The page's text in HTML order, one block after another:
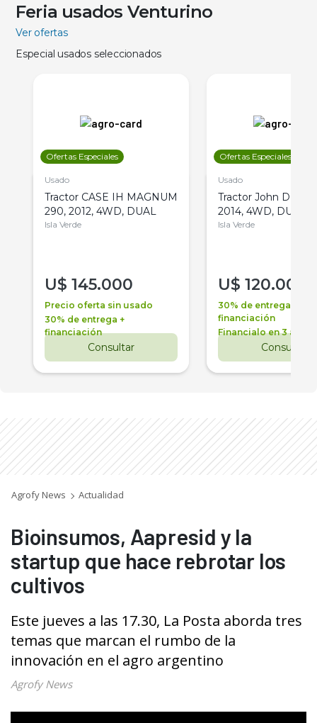
Feria usados Venturino
Ver ofertas
Especial usados seleccionados
Ofertas Especiales
Usado
Tractor CASE IH MAGNUM
290, 2012, 4WD, DUAL
Isla Verde
U$ 145.000
Precio oferta sin usado
30% de entrega +
financiación
Consultar
Ofertas Especiales
Usado
Tractor John Deere
2014, 4WD, DUAL
Isla Verde
U$ 120.000
30% de entrega +
financiación
Financialo en 3 años
Consultar
Agrofy News Actualidad
Bioinsumos, Aapresid y la
startup que hace rebrotar los
cultivos
Este jueves a las 17.30, La Posta aborda tres
temas que marcan el rumbo de la
innovación en el agro argentino
Agrofy News